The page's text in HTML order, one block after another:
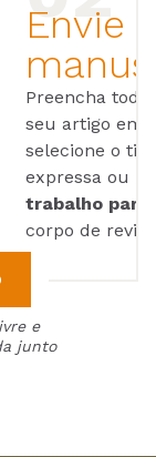
Envie
Preencha
seu artigo em
selecione o
expressa ou
trabalho para
corpo de
e
junto